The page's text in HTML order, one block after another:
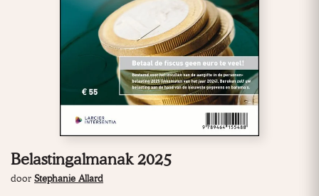
Belastingalmanak 2025
door Stephanie Allard